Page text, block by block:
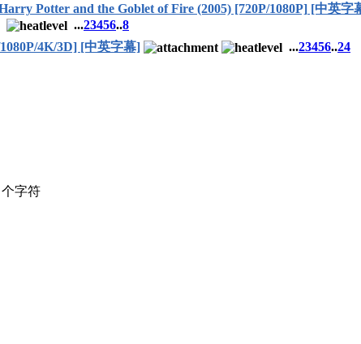
Potter and the Goblet of Fire (2005) [720P/1080P] [中英字
...23456..8
4K/3D] [中英字幕] ...23456..24
个字符